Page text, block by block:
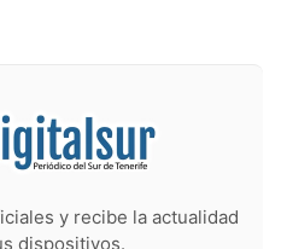
y recibe la actualidad
dispositivos.